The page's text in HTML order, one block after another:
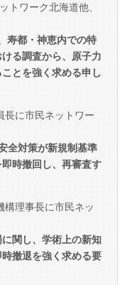
トワーク北海道他、
寿都・神恵内での特
る調査から、原子力
とを強く求める申し
に市民ネットワー
全対策が新規制基準
時撤回し、再審査す
理事長に市民ネッ
関し、学術上の新知
撤退を強く求める要